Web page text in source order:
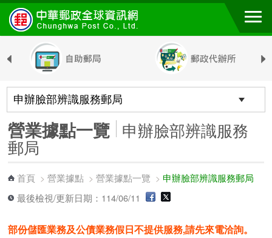
跳到主要內容區塊
營業據點一覽 申辦臉部辨識服務
郵局
首頁 >營業據點 >營業據點一覽 > 申辦臉部辨識服務郵局
最後檢視/更新日期：114/06/11
部份儲匯業務及公債業務假日不提供服務,請先來電洽詢。